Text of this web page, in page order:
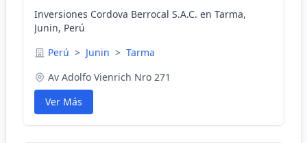
Inversiones Cordova Berrocal S.A.C. en Tarma,
Junin, Perú
Perú > Junin > Tarma
Av Adolfo Vienrich Nro 271
Ver Más